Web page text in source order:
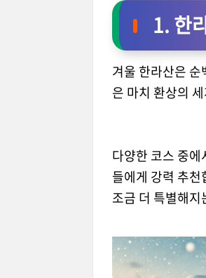
1. 한
겨울 한라산은
은 마치 환상의
다양한 코스 중
들에게 강력 추
조금 더 특별해